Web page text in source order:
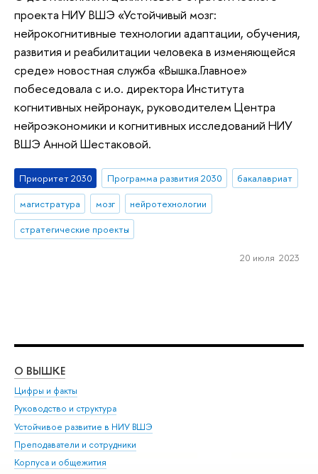
проекта НИУ ВШЭ «Устойчивый мозг:
нейрокогнитивные технологии адаптации, обучения,
развития и реабилитации человека в изменяющейся
среде» новостная служба «Вышка.Главное»
побеседовала с и.о. директора Института
когнитивных нейронаук, руководителем Центра
нейроэкономики и когнитивных исследований НИУ
ВШЭ Анной Шестаковой.
Приоритет 2030 Программа развития 2030
бакалавриат
магистратура
мозг
нейротехнологии
стратегические проекты
20 июля 2023
О ВЫШКЕ
Цифры и факты
Руководство и структура
Устойчивое развитие в НИУ ВШЭ
Преподаватели и сотрудники
Корпуса и общежития